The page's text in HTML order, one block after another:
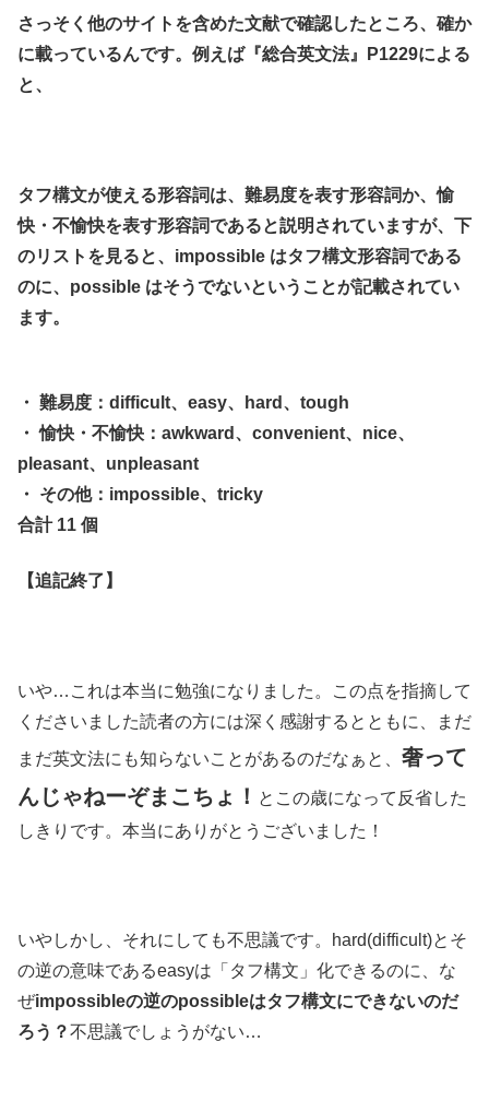
さっそく他のサイトを含めた文献で確認したところ、確か
に載っているんです。例えば『総合英文法』P1229による
と、
タフ構文が使える形容詞は、難易度を表す形容詞か、愉
快・不愉快を表す形容詞であると説明されていますが、下
のリストを見ると、impossible はタフ構文形容詞である
のに、possible はそうでないということが記載されてい
ます。
・ 難易度 ：difficult、easy、hard、tough
・ 愉快・不愉快：awkward、convenient、nice、
pleasant、unpleasant
・ その他：impossible、tricky
合計 11 個
【追記終了】
いや…これは本当に勉強になりました。この点を指摘して
くださいました読者の方には深く感謝するとともに、まだ
まだ英文法にも知らないことがあるのだなぁと、 奢って
んじゃねーぞまこちょ！ とこの歳になって反省した
しきりです。本当にありがとうございました！
いやしかし、それにしても不思議です。hard(difficult)とそ
の逆の意味であるeasyは「タフ構文」化できるのに、な
ぜimpossibleの逆のpossibleはタフ構文にできないのだ
ろう？不思議でしょうがない…